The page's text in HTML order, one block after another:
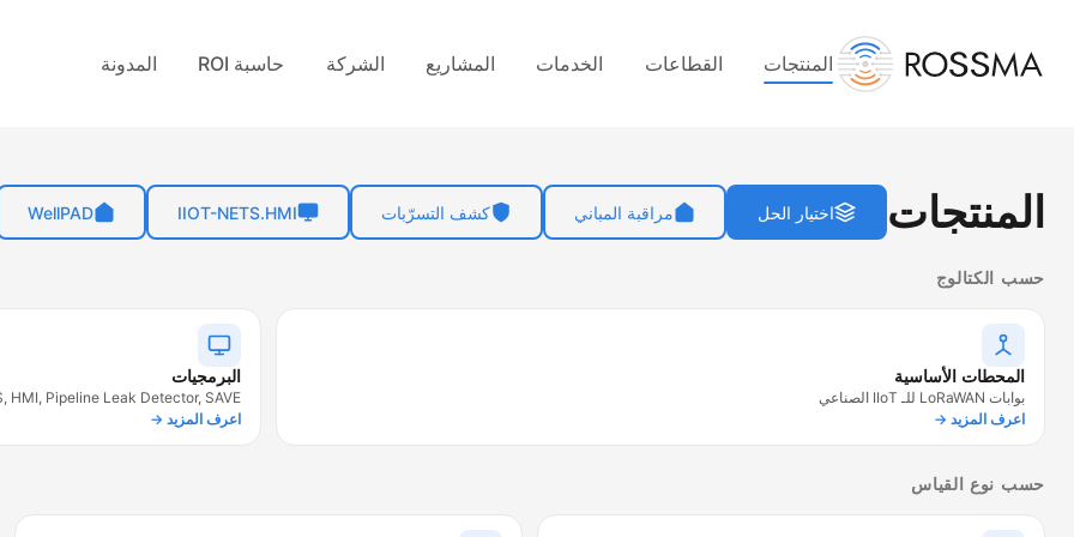
المنتجات القطاعات الخدمات المشاريع الشركة حاسبة ROI المدونة
المنتجات اختيار الحل مراقبة المباني كشف التسرّبات IIOT-NETS.HMI
WellPAD
حسب الكتالوج
المحطات الأساسية
بوابات LoRaWAN للـ IIoT الصناعي
اعرف المزيد →
البرمجيات
HMI, Pipeline Leak Detector, SAVE
اعرف المزيد →
حسب نوع القياس